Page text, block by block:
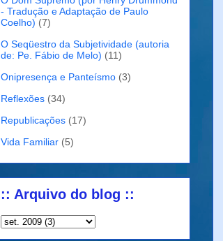
- Tradução e Adaptação de Paulo
Coelho) (7)
O Seqüestro da Subjetividade (autoria
de: Pe. Fábio de Melo) (11)
Onipresença e Panteísmo (3)
Reflexões (34)
Republicações (17)
Vida Familiar (5)
:: Arquivo do blog ::